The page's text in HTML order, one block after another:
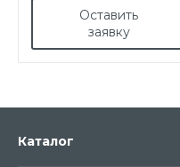
GRIP, черная, безвинтовое
Оставить
заявку
Каталог